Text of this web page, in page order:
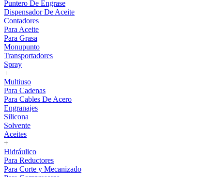
Puntero De Engrase
Dispensador De Aceite
Contadores
Para Aceite
Para Grasa
Monupunto
Transportadores
Spray
+
Multiuso
Para Cadenas
Para Cables De Acero
Engranajes
Silicona
Solvente
Aceites
+
Hidráulico
Para Reductores
Para Corte y Mecanizado